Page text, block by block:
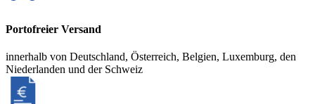
Portofreier Versand
innerhalb von Deutschland, Österreich, Belgien, Luxemburg, den
Niederlanden und der Schweiz